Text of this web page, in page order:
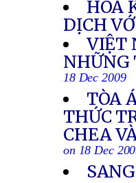
HOA
DỊCH
VIỆT
NHỮNG
18 Dec 2009
TÒA
THỨC
CHEA
on 18 Dec